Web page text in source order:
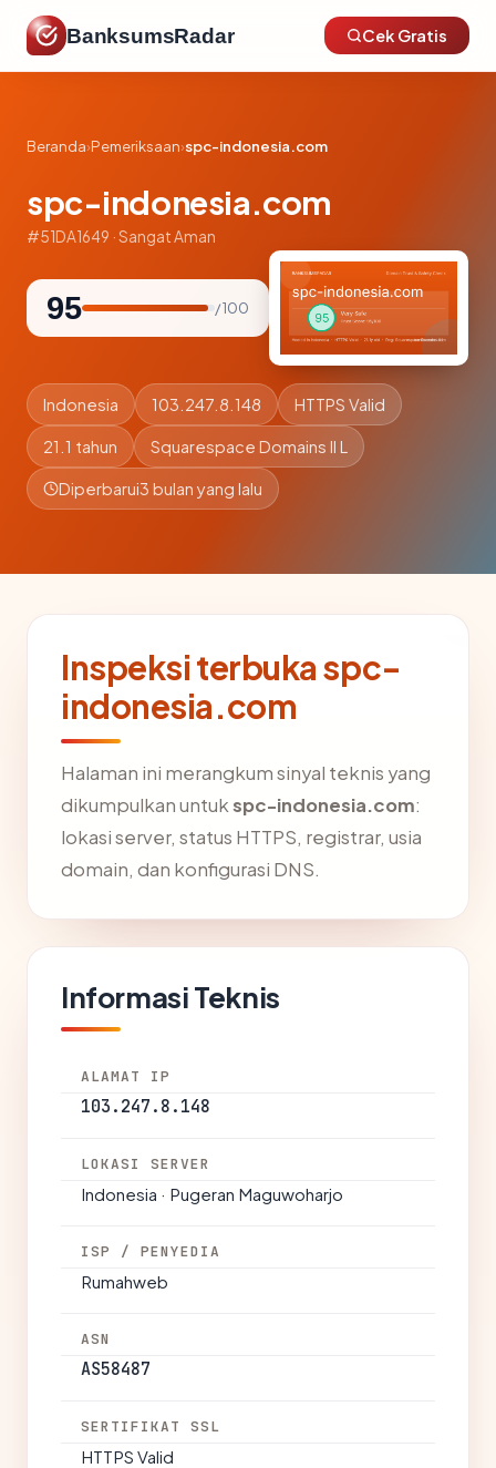
BanksumsRadar Cek Gratis
Beranda›Pemeriksaan›spc-indonesia.com
spc-indonesia.com
#51DA1649 · Sangat Aman
95 / 100
Indonesia 103.247.8.148 HTTPS Valid
21.1 tahun Squarespace Domains II L
Diperbarui3 bulan yang lalu
Inspeksi terbuka spc-
indonesia.com
Halaman ini merangkum sinyal teknis yang
dikumpulkan untukspc-indonesia.com:
lokasi server, status HTTPS, registrar, usia
domain, dan konfigurasi DNS.
Informasi Teknis
ALAMAT IP
103.247.8.148
LOKASI SERVER
Indonesia · Pugeran Maguwoharjo
ISP / PENYEDIA
Rumahweb
ASN
AS58487
SERTIFIKAT SSL
HTTPS Valid